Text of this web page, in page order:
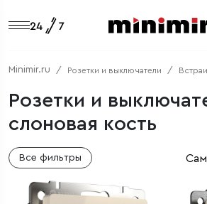
Minimir.ru Розетки и выключатели
Розетки и
слоновая кость
Все фильтры